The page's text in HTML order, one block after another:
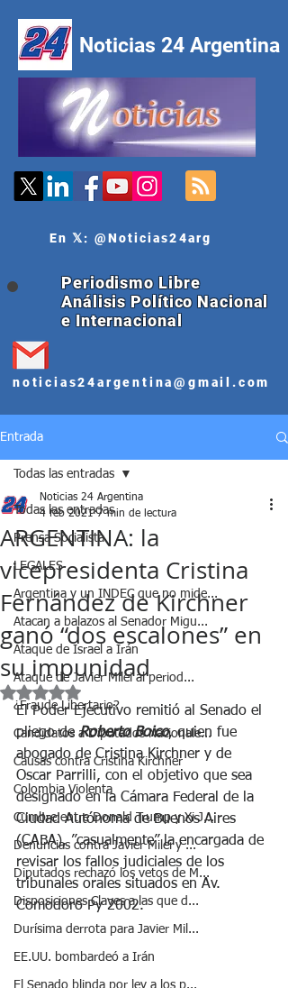
Noticias 24 Argentina
En 𝕏: @Noticias24arg
Periodismo Libre
Análisis Político Nacional
e Internacional
noticias24argentina@gmail.com
Entrada
Todas las entradas
Prensa Socialista
LEGALES
Argentina y un INDEC que no mide...
Atacan a balazos al Senador Migu...
Ataque de Israel a Irán
Ataque de Javier Milei al period...
¿Fraude Libertario?
Candidatos a Diputados Nacionale...
Causas contra Cristina Kirchner
Colombia Violenta
Cumbre entre Donald Trump y Xi J...
Denuncias contra Javier Milei y ...
Diputados rechazó los vetos de M...
Disposiciones Claves a las que d...
Durísima derrota para Javier Mil...
EE.UU. bombardeó a Irán
El Senado blinda por ley a los p...
Todas las entradas
ARGENTINA: la
vicepresidenta Cristina
Fernández de Kirchner
ganó “dos escalones” en
su impunidad
Noticias 24 Argentina
4 feb 2021 7 min de lectura
Obtuvo NaN de 5 estrellas.
El Poder Ejecutivo remitió al Senado el
pliego de Roberto Boico, quien fue
abogado de Cristina Kirchner y de
Oscar Parrilli, con el objetivo que sea
designado en la Cámara Federal de la
Ciudad Autónoma de Buenos Aires
(CABA), ”casualmente” la encargada de
revisar los fallos judiciales de los
tribunales orales situados en Av.
Comodoro Py 2002.